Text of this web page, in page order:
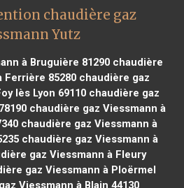
chaudière gaz
Yutz
à Bruguière 81290 chaudière
Ferrière 85280chaudière gaz
lès Lyon 69110chaudière gaz
chaudière gaz Viessmann à
chaudière gaz Viessmann à
chaudière gaz Viessmann à
gaz Viessmann à Fleury
gaz Viessmann à Ploërmel
Viessmann à Blain 44130